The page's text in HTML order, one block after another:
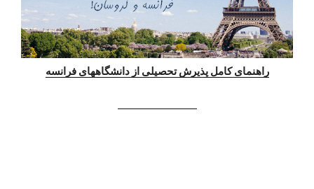
راهنمای کامل پذیرش تحصیلی از دانشگاههای فرانسه